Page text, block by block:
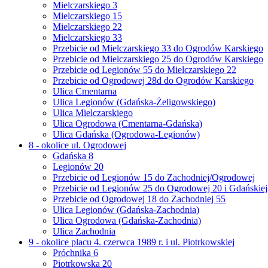
Mielczarskiego 3
Mielczarskiego 15
Mielczarskiego 22
Mielczarskiego 33
Przebicie od Mielczarskiego 33 do Ogrodów Karskiego
Przebicie od Mielczarskiego 25 do Ogrodów Karskiego
Przebicie od Legionów 55 do Mielczarskiego 22
Przebicie od Ogrodowej 28d do Ogrodów Karskiego
Ulica Cmentarna
Ulica Legionów (Gdańska-Żeligowskiego)
Ulica Mielczarskiego
Ulica Ogrodowa (Cmentarna-Gdańska)
Ulica Gdańska (Ogrodowa-Legionów)
8 - okolice ul. Ogrodowej
Gdańska 8
Legionów 20
Przebicie od Legionów 15 do Zachodniej/Ogrodowej
Przebicie od Legionów 25 do Ogrodowej 20 i
Przebicie od Ogrodowej 18 do Zachodniej 55
Ulica Legionów (Gdańska-Zachodnia)
Ulica Ogrodowa (Gdańska-Zachodnia)
Ulica Zachodnia
9 - okolice placu 4. czerwca 1989 r. i ul. Piotrkowskiej
Próchnika 6
Piotrkowska 20